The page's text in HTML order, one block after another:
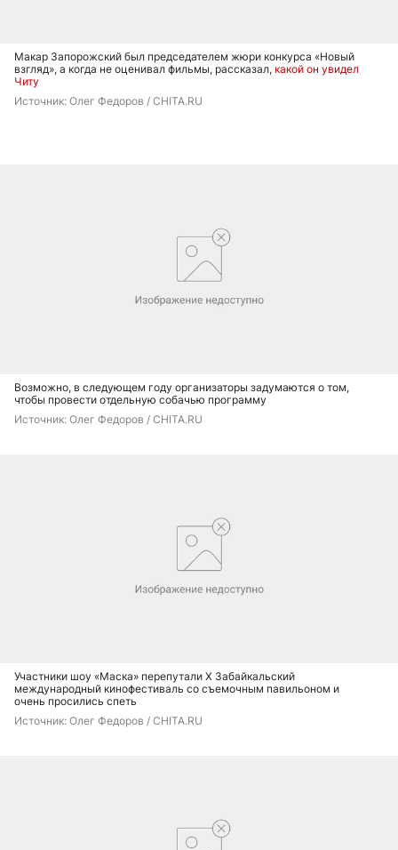
Макар Запорожский был председателем жюри конкурса «Новый
взгляд», а когда не оценивал фильмы, рассказал, какой он увидел
Читу
Источник: Олег Федоров / CHITA.RU
Возможно, в следующем году организаторы задумаются о том,
чтобы провести отдельную собачью программу
Источник: Олег Федоров / CHITA.RU
Участники шоу «Маска» перепутали X Забайкальский
международный кинофестиваль со съемочным павильоном и
очень просились спеть
Источник: Олег Федоров / CHITA.RU